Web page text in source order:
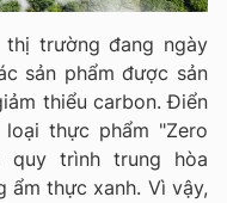
trường đang ngày
sản phẩm được sản
thiểu carbon. Điển
thực phẩm "Zero
quy trình trung hòa
ẩm thực xanh. Vì vậy,